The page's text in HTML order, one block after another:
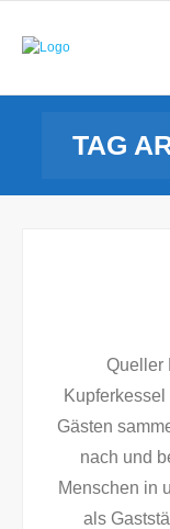
Vereine / Verbände
Kontakt
TAG
Queller
Gästen
nach und
Menschen in
als